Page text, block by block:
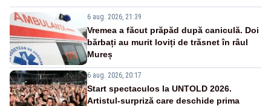
6 aug. 2026, 21:39
Vremea a făcut prăpăd după caniculă. Doi
bărbați au murit loviți de trăsnet în râul
Mureș
6 aug. 2026, 20:17
Start spectaculos la UNTOLD 2026.
Artistul-surpriză care deschide prima